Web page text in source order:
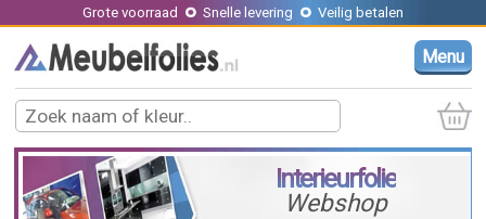
Grote voorraad Snelle levering Veilig betalen
Menu
Interieurfolie
Webshop